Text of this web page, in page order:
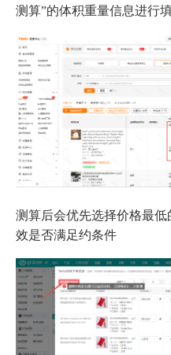
测算”的体积重量信息进行
测算后会优先选择价格最
效是否满足约条件